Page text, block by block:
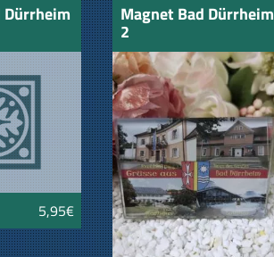
Dürrheim
5,95€
Magnet Bad Dürrheim
2